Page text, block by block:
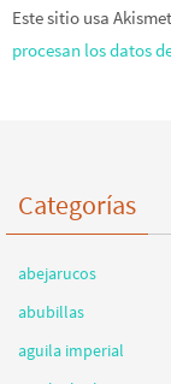
Este sitio usa
procesan los datos
Categorías
abejarucos
abubillas
aguila imperial